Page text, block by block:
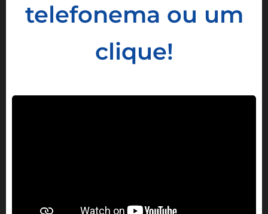
telefonema ou um
clique!